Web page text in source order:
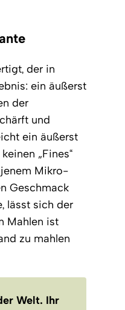
der in
ein äußerst
der
und
ein äußerst
„Fines“
Mikro-
Geschmack
lässt sich der
Mahlen ist
zu mahlen
Welt. Ihr